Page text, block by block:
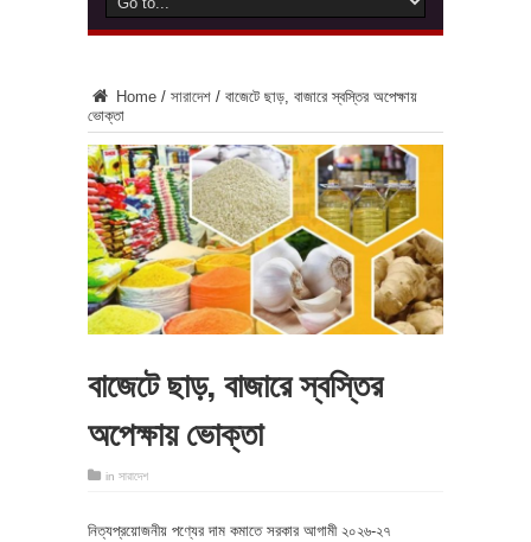
Home / সারাদেশ / বাজেটে ছাড়, বাজারে স্বস্তির অপেক্ষায়
ভোক্তা
বাজেটে ছাড়, বাজারে স্বস্তির
অপেক্ষায় ভোক্তা
in সারাদেশ
নিত্যপ্রয়োজনীয় পণ্যের দাম কমাতে সরকার আগামী ২০২৬-২৭